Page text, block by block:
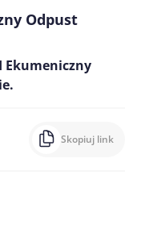
Odpust
Ekumeniczny
Skopiuj link